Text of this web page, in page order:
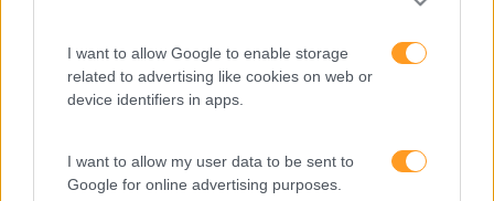
I want to allow Google to enable storage
related to advertising like cookies on web or
device identifiers in apps.
I want to allow my user data to be sent to
Google for online advertising purposes.
Provocamos e aceleramos processos de mudança com a
implementação e desenvolvimento de soluções